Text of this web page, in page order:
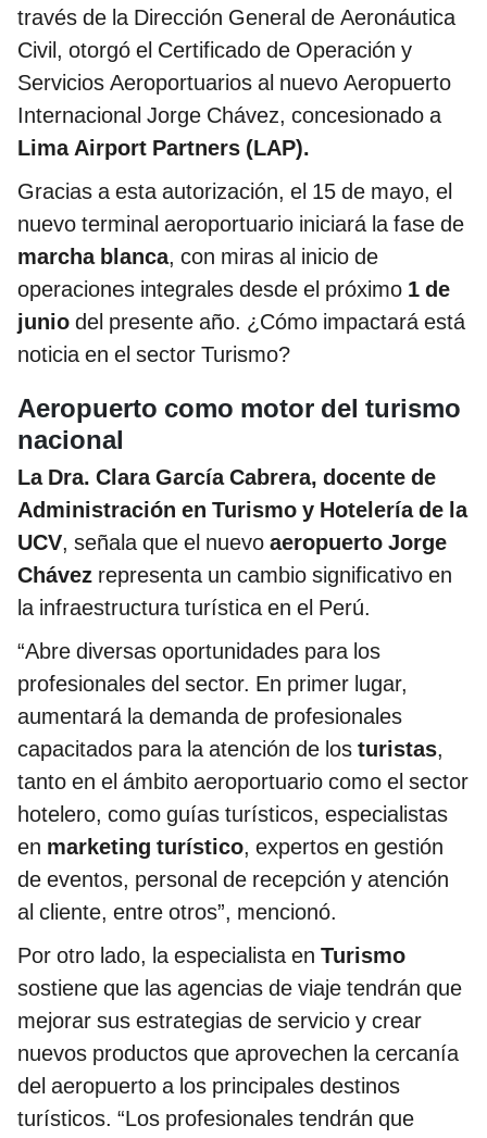
través de la Dirección General de Aeronáutica
Civil, otorgó el Certificado de Operación y
Servicios Aeroportuarios al nuevo Aeropuerto
Internacional Jorge Chávez, concesionado a
Lima Airport Partners (LAP).
Gracias a esta autorización, el 15 de mayo, el
nuevo terminal aeroportuario iniciará la fase de
marcha blanca, con miras al inicio de
operaciones integrales desde el próximo 1 de
junio del presente año. ¿Cómo impactará está
noticia en el sector Turismo?
Aeropuerto como motor del turismo
nacional
La Dra. Clara García Cabrera, docente de
Administración en Turismo y Hotelería de la
UCV, señala que el nuevo aeropuerto Jorge
Chávez representa un cambio significativo en
la infraestructura turística en el Perú.
“Abre diversas oportunidades para los
profesionales del sector. En primer lugar,
aumentará la demanda de profesionales
capacitados para la atención de los turistas,
tanto en el ámbito aeroportuario como el sector
hotelero, como guías turísticos, especialistas
en marketing turístico, expertos en gestión
de eventos, personal de recepción y atención
al cliente, entre otros”, mencionó.
Por otro lado, la especialista en Turismo
sostiene que las agencias de viaje tendrán que
mejorar sus estrategias de servicio y crear
nuevos productos que aprovechen la cercanía
del aeropuerto a los principales destinos
turísticos. “Los profesionales tendrán que